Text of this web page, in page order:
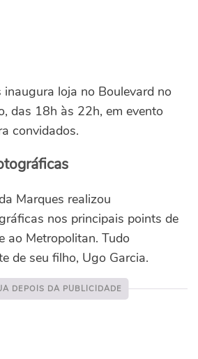
inaugura loja no Boulevard no
das 18h às 22h, em evento
convidados.
Marques realizou
nos principais points de
ao Metropolitan. Tudo
de seu filho, Ugo Garcia.